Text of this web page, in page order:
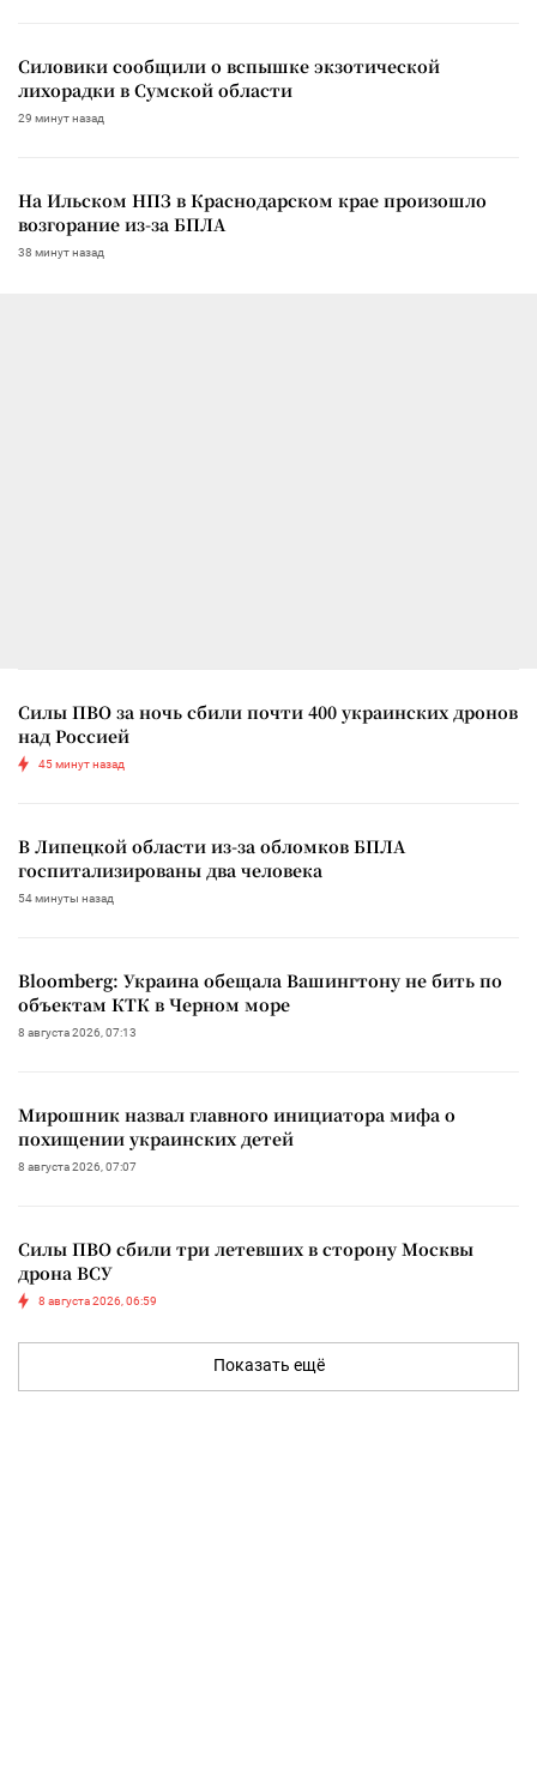
Силовики сообщили о вспышке экзотической
лихорадки в Сумской области
29 минут назад
На Ильском НПЗ в Краснодарском крае произошло
возгорание из-за БПЛА
38 минут назад
Силы ПВО за ночь сбили почти 400 украинских дронов
над Россией
45 минут назад
В Липецкой области из-за обломков БПЛА
госпитализированы два человека
54 минуты назад
Bloomberg: Украина обещала Вашингтону не бить по
объектам КТК в Черном море
8 августа 2026, 07:13
Мирошник назвал главного инициатора мифа о
похищении украинских детей
8 августа 2026, 07:07
Силы ПВО сбили три летевших в сторону Москвы
дрона ВСУ
8 августа 2026, 06:59
Показать ещё